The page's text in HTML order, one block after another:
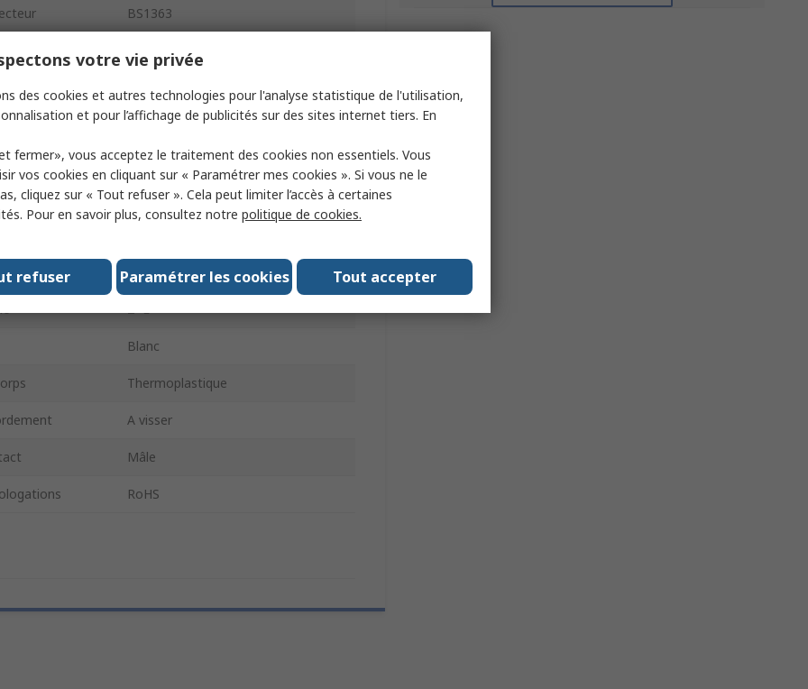
BS1363
13A
Câble
USB 0
Angle droit
Mâle
250V
2+E
Blanc
Thermoplastique
A visser
Mâle
RoHS
votre vie privée
des cookies et autres technologies pour l'analyse statistique de l'utilisation,
et pour l’affichage de publicités sur des sites internet tiers. En
fermer», vous acceptez le traitement des cookies non essentiels. Vous
vos cookies en cliquant sur « Paramétrer mes cookies ». Si vous ne le
cliquez sur « Tout refuser ». Cela peut limiter l’accès à certaines
Pour en savoir plus, consultez notre politique de cookies.
Tout accepter
Paramétrer les cookies
refuser